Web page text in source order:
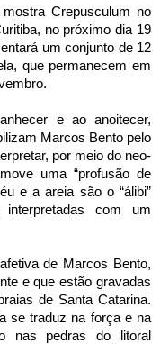
Crepusculum no
no próximo dia 19
um conjunto de 12
que permanecem em
e ao anoitecer,
Marcos Bento pelo
por meio do neo-
uma “profusão de
e a areia são o “álibi”
com um
de Marcos Bento,
e que estão gravadas
de Santa Catarina.
se traduz na força e na
nas pedras do litoral